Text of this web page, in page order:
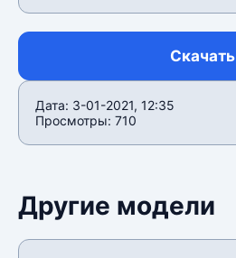
Скачать
Дата: 3-01-2021, 12:35
Просмотры: 710
Другие модели